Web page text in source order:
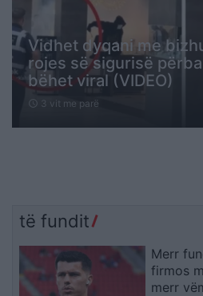
Vidhet dyqani me
rojes së sigurisë
bëhet viral (VIDEO)
schedule 3 vit me parë
të fundit
Merr
firmos
merr